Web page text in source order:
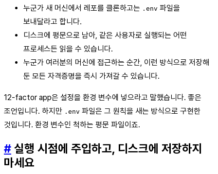
누군가 새 머신에서 레포를 클론하고는 .env 파일을
보내달라고 합니다.
디스크에 평문으로 남아, 같은 사용자로 실행되는 어떤
프로세스든 읽을 수 있습니다.
누군가 여러분의 머신에 접근하는 순간, 이런 방식으로 저장해
둔 모든 자격증명을 즉시 가져갈 수 있습니다.
12-factor app은 설정을 환경 변수에 넣으라고 말했습니다. 좋은
조언입니다. 하지만 .env 파일은 그 원칙을 새는 방식으로 구현한
것입니다. 환경 변수인 척하는 평문 파일이죠.
# 실행 시점에 주입하고, 디스크에 저장하지
마세요